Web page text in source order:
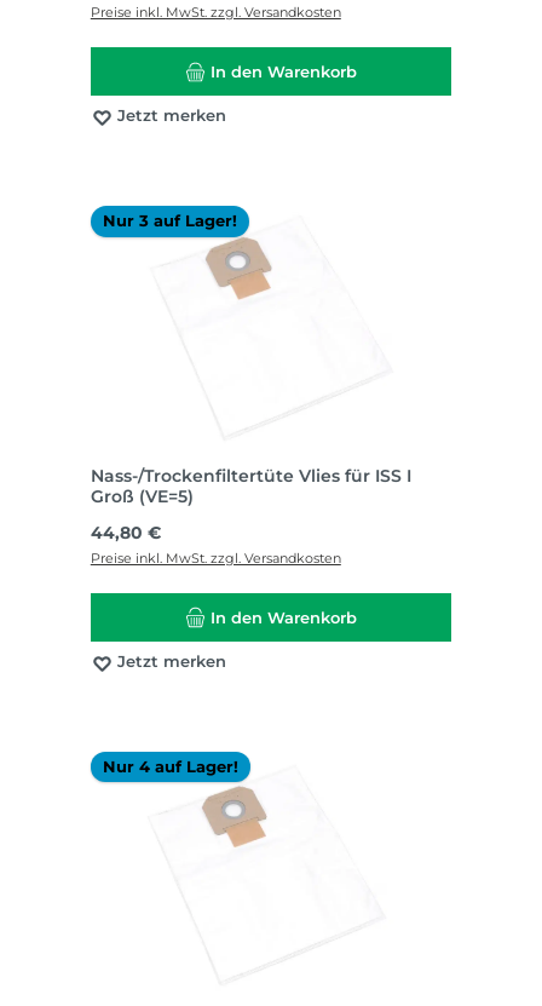
Preise inkl. MwSt. zzgl. Versandkosten
In den Warenkorb
Jetzt merken
Nur 3 auf Lager!
Nass-/Trockenfiltertüte Vlies für ISS I
Groß (VE=5)
Regulärer Preis:
44,80 €
Preise inkl. MwSt. zzgl. Versandkosten
In den Warenkorb
Jetzt merken
Nur 4 auf Lager!